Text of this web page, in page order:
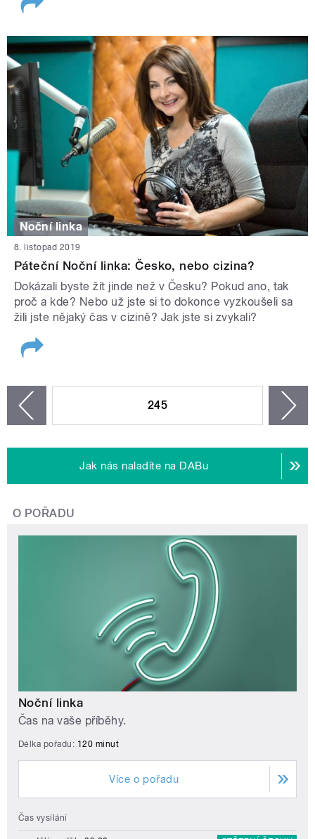
Noční linka
8. listopad 2019
Páteční Noční linka: Česko, nebo cizina?
Dokázali byste žít jinde než v Česku? Pokud ano, tak
proč a kde? Nebo už jste si to dokonce vyzkoušeli sa
žili jste nějaký čas v cizině? Jak jste si zvykali?
245
Jak nás naladíte na DABu
O POŘADU
Noční linka
Čas na vaše příběhy.
Délka pořadu: 120 minut
Více o pořadu
Čas vysílání